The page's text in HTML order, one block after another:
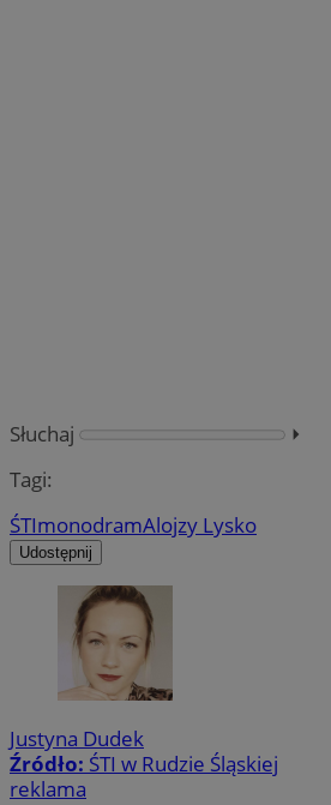
Słuchaj
⏵︎
Tagi:
ŚTImonodramAlojzy Lysko
Udostępnij
Justyna Dudek
Źródło: ŚTI w Rudzie Śląskiej
reklama